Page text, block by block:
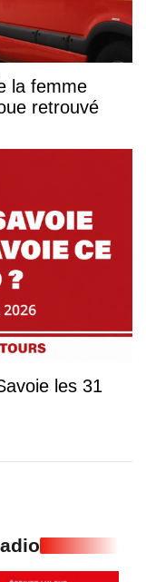
la femme
retrouvé
les 31